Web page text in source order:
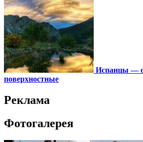
Испанцы —
поверхностные
Реклама
Фотогалерея